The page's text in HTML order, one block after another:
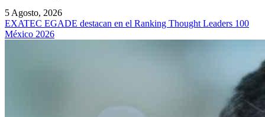
5 Agosto, 2026
EXATEC EGADE destacan en el Ranking Thought Leaders 100
México 2026